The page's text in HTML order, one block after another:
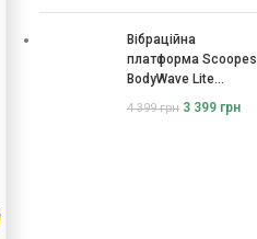
Вібраційна
платформа Scoopes
BodyWave Lite
4 399грн 3 399 грн